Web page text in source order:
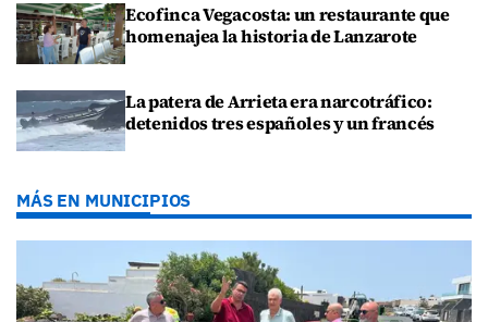
Ecofinca Vegacosta: un restaurante que
homenajea la historia de Lanzarote
La patera de Arrieta era narcotráfico:
detenidos tres españoles y un francés
MÁS EN MUNICIPIOS